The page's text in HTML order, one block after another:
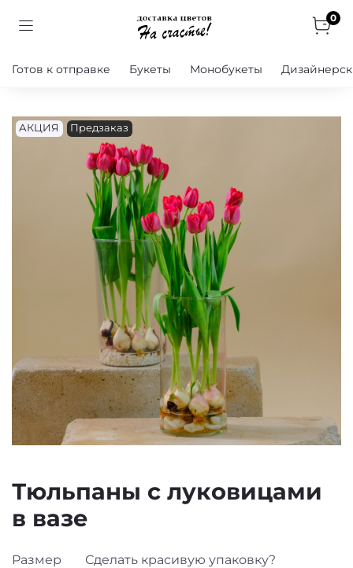
0
Готов к отправке Букеты Монобукеты
АКЦИЯ Предзаказ
Тюльпаны с луковицами
в вазе
Размер Сделать красивую упаковку?